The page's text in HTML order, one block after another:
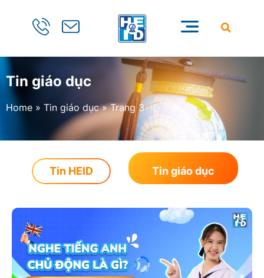
Tin giáo dục
Home » Tin giáo dục»Trang 3
Tin HEID Tin giáo dục